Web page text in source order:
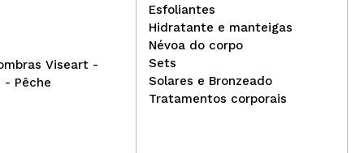
Viseart -
- Pêche
Esfoliantes
Hidratante e manteigas
Névoa do corpo
Sets
Solares e Bronzeado
Tratamentos corporais